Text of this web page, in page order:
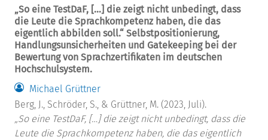
„So eine TestDaF, […] die zeigt nicht unbedingt, dass
die Leute die Sprachkompetenz haben, die das
eigentlich abbilden soll.“ Selbstpositionierung,
Handlungsunsicherheiten und Gatekeeping bei der
Bewertung von Sprachzertifikaten im deutschen
Hochschulsystem.
Michael Grüttner
Berg, J., Schröder, S., & Grüttner, M. (2023, Juli).
„So eine TestDaF, […] die zeigt nicht unbedingt, dass die
Leute die Sprachkompetenz haben, die das eigentlich